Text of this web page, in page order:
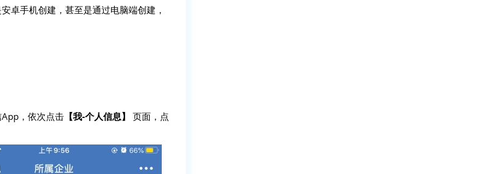
卓手机创建，甚至是通过电脑端创建，
，依次点击 【我-个人信息】 页面，点